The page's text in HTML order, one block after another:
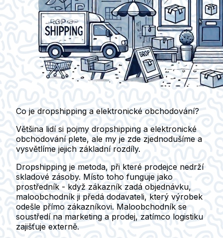
Co je dropshipping a elektronické obchodování?
Většina lidí si pojmy dropshipping a elektronické
obchodování plete, ale my je zde zjednodušíme a
vysvětlíme jejich základní rozdíly.
Dropshipping je metoda, při které prodejce nedrží
skladové zásoby. Místo toho funguje jako
prostředník - když zákazník zadá objednávku,
maloobchodník ji předá dodavateli, který výrobek
odešle přímo zákazníkovi. Maloobchodník se
soustředí na marketing a prodej, zatímco logistiku
zajišťuje externě.